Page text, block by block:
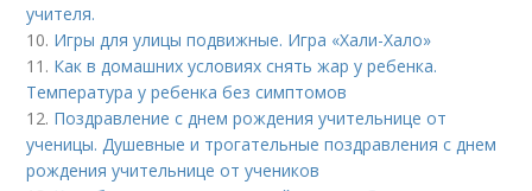
учителя.
10. Игры для улицы подвижные. Игра «Хали-Хало»
11. Как в домашних условиях снять жар у ребенка.
Температура у ребенка без симптомов
12. Поздравление с днем рождения учительнице от
ученицы. Душевные и трогательные поздравления с днем
рождения учительнице от учеников